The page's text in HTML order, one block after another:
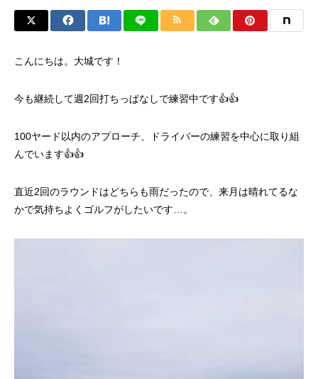
こんにちは。大城です！
今も継続して週2回打ちっぱなしで練習中です👍️👍️
100ヤード以内のアプローチ、ドライバーの練習を中心に取り組
んでいます👍️👍️
直近2回のラウンドはどちらも雨だったので、来月は晴れてるな
かで気持ちよくゴルフがしたいです…。